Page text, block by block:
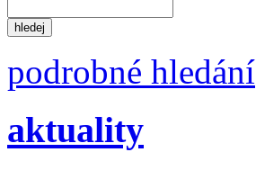
podrobné hledání
aktuality